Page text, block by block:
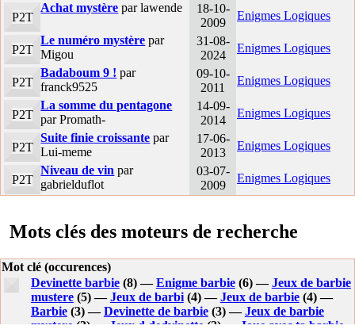
P2T
Achat mystère par lawende
18-10-
2009
Enigmes Logiques
P2T
Le numéro mystère par
Migou
31-08-
2024
Enigmes Logiques
P2T
Badaboum 9 ! par
franck9525
09-10-
2011
Enigmes Logiques
P2T
La somme du pentagone
par Promath-
14-09-
2014
Enigmes Logiques
P2T
Suite finie croissante par
Lui-meme
17-06-
2013
Enigmes Logiques
P2T
Niveau de vin par
gabrielduflot
03-07-
2009
Enigmes Logiques
Mots clés des moteurs de recherche
Mot clé (occurences)
Devinette barbie(8) —Enigme barbie(6) —Jeux de barbie
mustere(5) —Jeux de barbi(4) —Jeux de barbie(4) —
Barbie(3) —Devinette de barbie(3) —Jeux de barbie
mystere (3) — Jeux d dedvinette (2) — Joue avec ta barbie